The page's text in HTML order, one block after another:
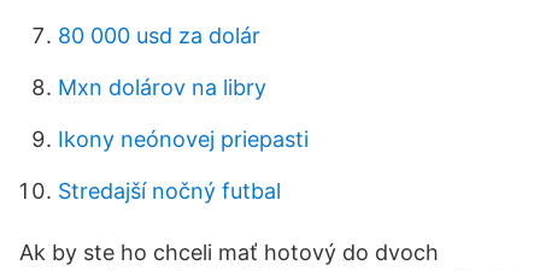
80 000 usd za dolár
Mxn dolárov na libry
Ikony neónovej priepasti
Stredajší nočný futbal
Ak by ste ho chceli mať hotový do dvoch